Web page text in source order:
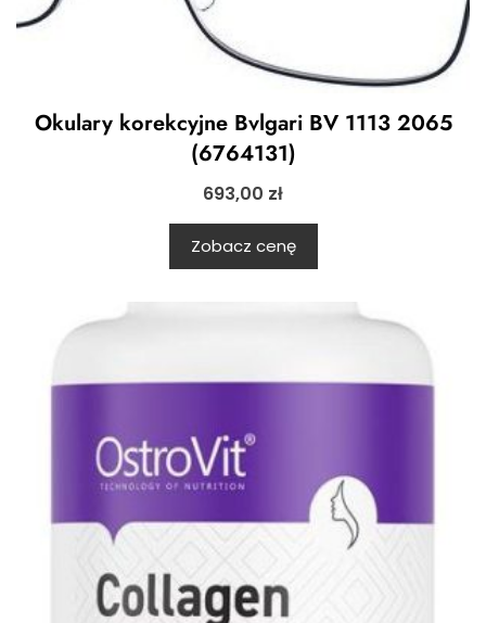
Okulary korekcyjne Bvlgari BV 1113 2065
(6764131)
693,00 zł
Zobacz cenę